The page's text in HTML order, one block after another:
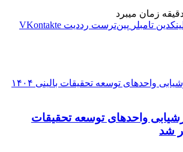
‫تامبلر ‫پین‌ترست ‫رددیت ‫VKontakte
واحدهای توسعه تحقیقات